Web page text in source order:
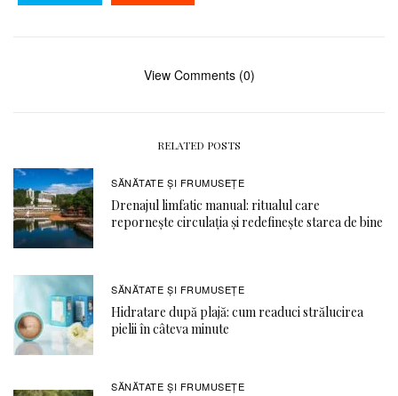
View Comments (0)
RELATED POSTS
SĂNĂTATE ŞI FRUMUSEȚE
Drenajul limfatic manual: ritualul care
repornește circulația și redefinește starea de bine
SĂNĂTATE ŞI FRUMUSEȚE
Hidratare după plajă: cum readuci strălucirea
pielii în câteva minute
SĂNĂTATE ŞI FRUMUSEȚE